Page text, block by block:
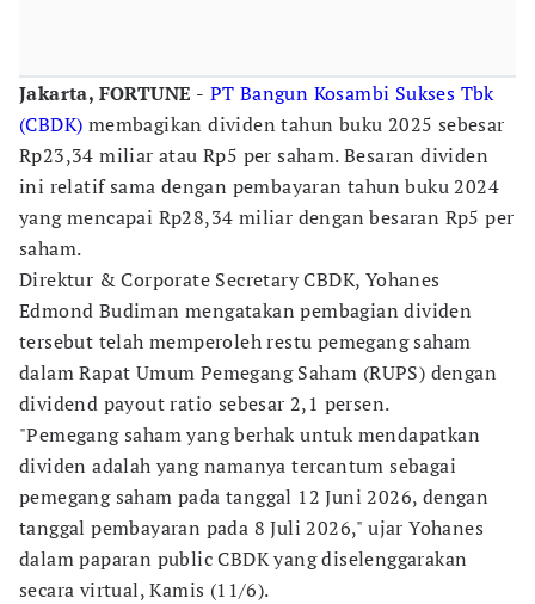
Jakarta, FORTUNE - PT Bangun Kosambi Sukses Tbk
(CBDK) membagikan dividen tahun buku 2025 sebesar
Rp23,34 miliar atau Rp5 per saham. Besaran dividen
ini relatif sama dengan pembayaran tahun buku 2024
yang mencapai Rp28,34 miliar dengan besaran Rp5 per
saham.
Direktur & Corporate Secretary CBDK, Yohanes
Edmond Budiman mengatakan pembagian dividen
tersebut telah memperoleh restu pemegang saham
dalam Rapat Umum Pemegang Saham (RUPS) dengan
dividend payout ratio sebesar 2,1 persen.
"Pemegang saham yang berhak untuk mendapatkan
dividen adalah yang namanya tercantum sebagai
pemegang saham pada tanggal 12 Juni 2026, dengan
tanggal pembayaran pada 8 Juli 2026," ujar Yohanes
dalam paparan public CBDK yang diselenggarakan
secara virtual, Kamis (11/6).